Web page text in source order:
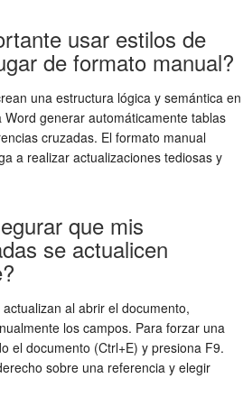
usar estilos de
de formato manual?
una estructura lógica y semántica en
generar automáticamente tablas
cruzadas. El formato manual
a realizar actualizaciones tediosas y
que mis
se actualicen
al abrir el documento,
los campos. Para forzar una
el documento (Ctrl+E) y presiona F9.
sobre una referencia y elegir